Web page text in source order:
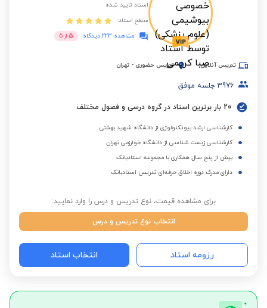
استاد تایید شده
سطح استاد:
مشاهده 223 دیدگاه
5 از 5
تدریس آنلاین تدریس حضوری - تهران
3976 جلسه موفق
20 بار برترین استاد در گروه درسی و فصول مختلف
کارشناسی ارشد بیوتکنولوژی از دانشگاه شهید بهشتی
کارشناسی زیست شناسی از دانشگاه خوارزمی تهران
بیش از پنج سال همکاری با مجموعه استادبانک
دارای مدرک دوره اخلاق حرفه‌ای تدریس استادبانک
برای مشاهده قیمت، نوع تدریس و درس را وارد نمایید:
انتخاب نوع تدریس و درس
رزومه استاد انتخاب استاد